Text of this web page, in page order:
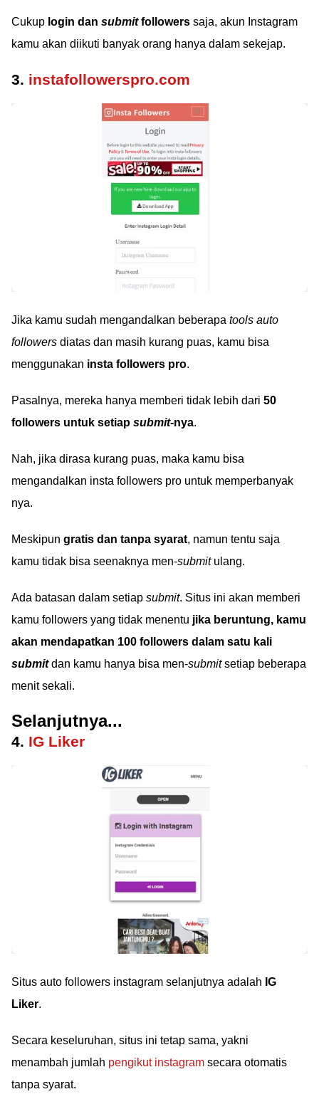
Cukup login dan submitfollowers saja, akun Instagram
kamu akan diikuti banyak orang hanya dalam sekejap.
3. instafollowerspro.com
Jika kamu sudah mengandalkan beberapa tools auto
followers diatas dan masih kurang puas, kamu bisa
menggunakan insta followers pro.
Pasalnya, mereka hanya memberi tidak lebih dari 50
followers untuk setiap submit-nya.
Nah, jika dirasa kurang puas, maka kamu bisa
mengandalkan insta followers pro untuk memperbanyak
nya.
Meskipun gratis dan tanpa syarat, namun tentu saja
kamu tidak bisa seenaknya men-submitulang.
Ada batasan dalam setiap submit. Situs ini akan memberi
kamu followers yang tidak menentu jika beruntung, kamu
akan mendapatkan 100 followers dalam satu kali
submitdan kamu hanya bisa men-submitsetiap beberapa
menit sekali.
Selanjutnya...
4. IG Liker
Situs auto followers instagram selanjutnya adalah IG
Liker.
Secara keseluruhan, situs ini tetap sama, yakni
menambah jumlah pengikut instagram secara otomatis
tanpa syarat.